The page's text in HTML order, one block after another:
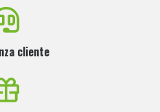
cliente